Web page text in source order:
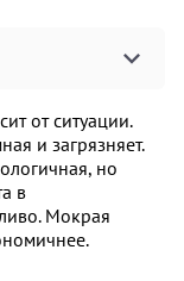
от ситуации.
и загрязняет.
но
в
Мокрая